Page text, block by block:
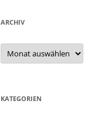
ARCHIV
Archiv
KATEGORIEN